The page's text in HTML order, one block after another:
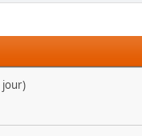
jour)